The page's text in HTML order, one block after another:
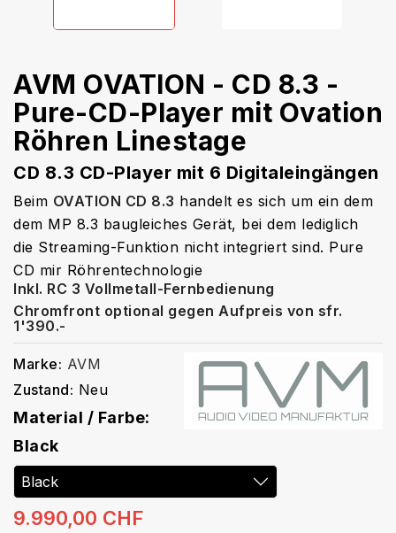
AVM OVATION - CD 8.3 -
Pure-CD-Player mit Ovation
Röhren Linestage
CD 8.3 CD-Player mit 6 Digitaleingängen
Beim OVATION CD 8.3 handelt es sich um ein dem
dem MP 8.3 baugleiches Gerät, bei dem lediglich
die Streaming-Funktion nicht integriert sind. Pure
CD mir Röhrentechnologie
Inkl. RC 3 Vollmetall-Fernbedienung
Chromfront optional gegen Aufpreis von sfr.
1'390.-
Marke: AVM
Zustand: Neu
Material / Farbe:
Black
9.990,00 CHF